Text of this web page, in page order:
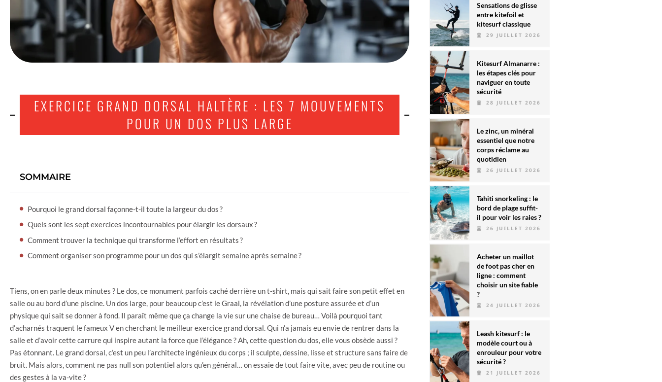
EXERCICE GRAND DORSAL HALTÈRE : LES 7 MOUVEMENTS
POUR UN DOS PLUS LARGE
SOMMAIRE
Pourquoi le grand dorsal façonne-t-il toute la largeur du dos ?
Quels sont les sept exercices incontournables pour élargir les dorsaux ?
Comment trouver la technique qui transforme l’effort en résultats ?
Comment organiser son programme pour un dos qui s’élargit semaine après semaine ?
Tiens, on en parle deux minutes ? Le dos, ce monument parfois caché derrière un t-shirt, mais qui sait faire son petit effet en
salle ou au bord d’une piscine. Un dos large, pour beaucoup c’est le Graal, la révélation d’une posture assurée et d’un
physique qui sait se donner à fond. Il paraît même que ça change la vie sur une chaise de bureau… Voilà pourquoi tant
d’acharnés traquent le fameux V en cherchant le meilleur exercice grand dorsal. Qui n’a jamais eu envie de rentrer dans la
salle et d’avoir cette carrure qui inspire autant la force que l’élégance ? Ah, cette question du dos, elle vous obsède aussi ?
Pas étonnant. Le grand dorsal, c’est un peu l’architecte ingénieux du corps ; il sculpte, dessine, lisse et structure sans faire de
bruit. Mais alors, comment ne pas null son potentiel alors qu’en général… on essaie de tout faire vite, avec peu de routine ou
des gestes à la va-vite ?
Sensations de glisse
entre kitefoil et
kitesurf classique
29 JUILLET 2026
Kitesurf Almanarre :
les étapes clés pour
naviguer en toute
sécurité
28 JUILLET 2026
Le zinc, un minéral
essentiel que notre
corps réclame au
quotidien
26 JUILLET 2026
Tahiti snorkeling : le
bord de plage suffit-
il pour voir les raies ?
26 JUILLET 2026
Acheter un maillot
de foot pas cher en
ligne : comment
choisir un site fiable
?
24 JUILLET 2026
Leash kitesurf : le
modèle court ou à
enrouleur pour votre
sécurité ?
21 JUILLET 2026